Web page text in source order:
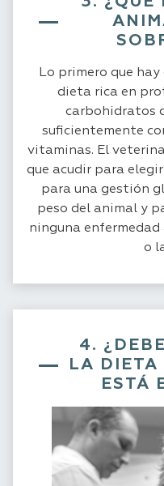
Lo primero que
dieta rica en
carbohidratos
suficientemente
vitaminas. El
que acudir para
para una gestión
peso del animal y
ninguna
o
4.
LA DIETA
ESTÁ